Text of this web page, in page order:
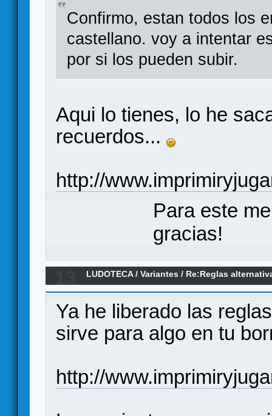
Confirmo, estan todos los
castellano. voy a intentar
por si los pueden subir.
Aqui lo tienes, lo he
recuerdos...
http://
Para este
gracias!
LUDOTECA/Variantes / Re:Reglas
Ya he liberado las
sirve para algo en tu
http://